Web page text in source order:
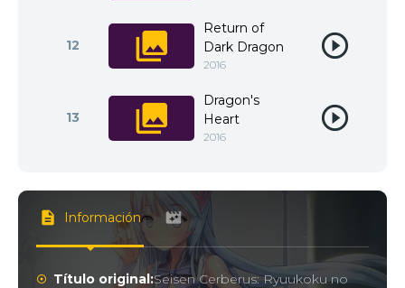
12
Return of
Dark Dragon
2016
13
Dragon's
Heart
2016
Información
Título original:Seisen Cerberus: Ryuukoku no